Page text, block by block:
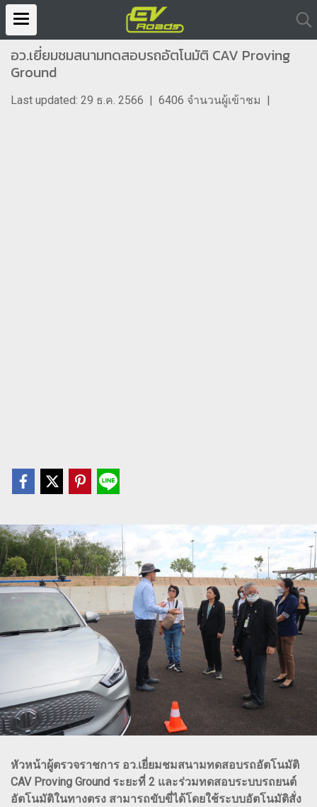
อว.เยี่ยมชมสนามทดสอบรถอัตโนมัติ CAV Proving
Ground
Last updated: 29 ธ.ค. 2566 | 6406 จำนวนผู้เข้าชม |
หัวหน้าผู้ตรวจราชการ อว.เยี่ยมชมสนามทดสอบรถอัตโนมัติ
CAV Proving Ground ระยะที่ 2 และร่วมทดสอบระบบรถยนต์
อัตโนมัติในทางตรง สามารถขับขี่ได้โดยใช้ระบบอัตโนมัติสั่ง